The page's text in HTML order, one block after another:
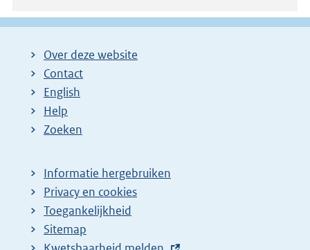
Over deze website
Contact
English
Help
Zoeken
Informatie hergebruiken
Privacy en cookies
Toegankelijkheid
Sitemap